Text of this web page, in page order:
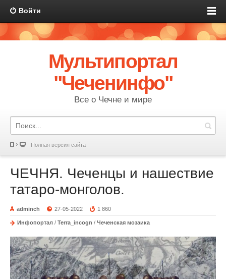
Войти
Мультипортал
"Чеченинфо"
Все о Чечне и мире
Полная версия сайта
ЧЕЧНЯ. Чеченцы и нашествие
татаро-монголов.
adminch 27-05-2022 1 860
Инфопортал / Terra_incogn / Чеченская мозаика